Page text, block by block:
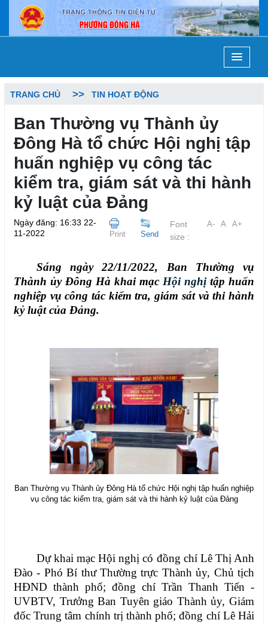
TRANG CHỦ TIN HOẠT ĐỘNG
Ban Thường vụ Thành ủy
Đông Hà tổ chức Hội nghị tập
huấn nghiệp vụ công tác
kiểm tra, giám sát và thi hành
kỷ luật của Đảng
Ngày đăng: 16:33 22-
11-2022
Print Send
Font
size :
A- A A+
Sáng ngày 22/11/2022, Ban Thường vụ
Thành ủy Đông Hà khai mạc Hội nghị tập huấn
nghiệp vụ công tác kiểm tra, giám sát và thi hành
kỷ luậtcủa Đảng.
Ban Thường vụ Thành ủy Đông Hà tổ chức Hội nghị tập huấn nghiệp
vụ công tác kiểm tra, giám sát và thi hành kỷ luật của Đảng
Dự khai mạc Hội nghị có đồng chí Lê Thị Anh
Đào - Phó Bí thư Thường trực Thành ủy, Chủ tịch
HĐND thành phố; đồng chí Trần Thanh Tiến -
UVBTV, Trưởng Ban Tuyên giáo Thành ủy, Giám
đốc Trung tâm chính trị thành phố; đồng chí Lê Hải